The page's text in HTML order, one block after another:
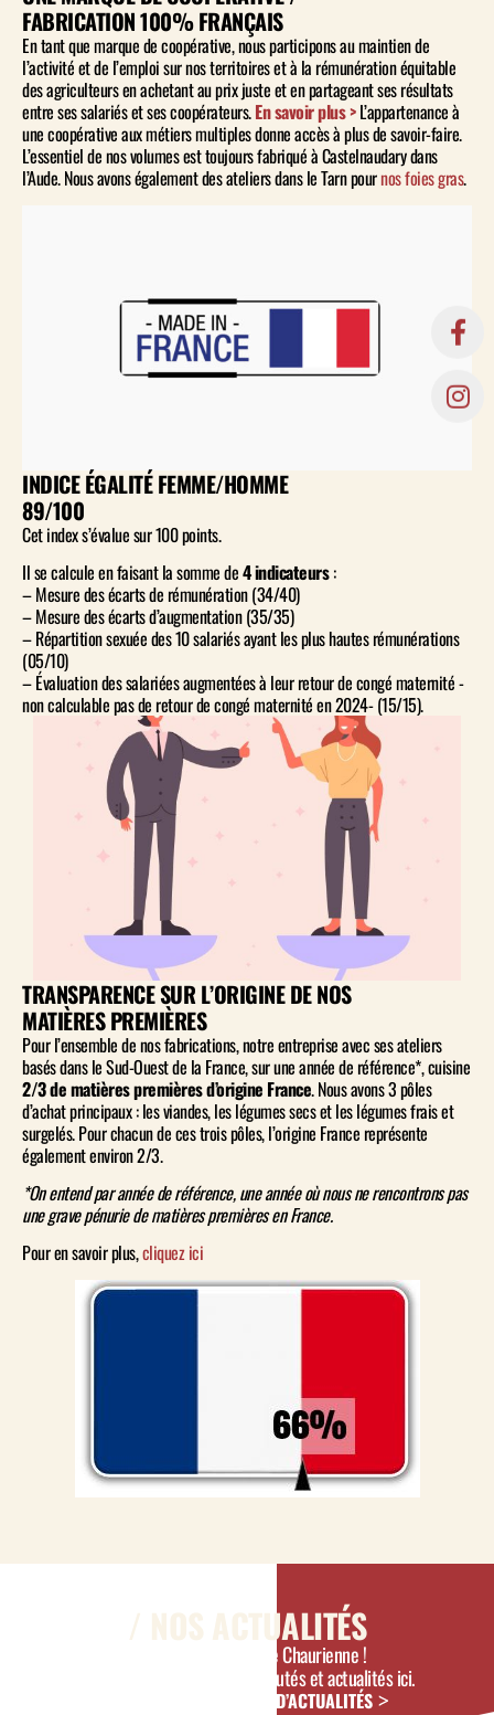
FABRICATION 100% FRANÇAIS
En tant que marque de coopérative, nous participons au maintien de
l’activité et de l’emploi sur nos territoires et à la rémunération équitable
des agriculteurs en achetant au prix juste et en partageant ses résultats
entre ses salariés et ses coopérateurs.En savoir plus >L’appartenance à
une coopérative aux métiers multiples donne accès à plus de savoir-faire.
L’essentiel de nos volumes est toujours fabriqué à Castelnaudary dans
l’Aude. Nous avons également des ateliers dans le Tarn pournos foies gras.
INDICE ÉGALITÉ FEMME/HOMME
89/100
Cet index s’évalue sur 100 points.
Il se calcule en faisant la somme de4 indicateurs:
– Mesure des écarts de rémunération (34/40)
– Mesure des écarts d’augmentation (35/35)
– Répartition sexuée des 10 salariés ayant les plus hautes rémunérations
(05/10)
– Évaluation des salariées augmentées à leur retour de congé maternité -
non calculable pas de retour de congé maternité en 2024- (15/15).
TRANSPARENCE SUR L’ORIGINE DE NOS
MATIÈRES PREMIÈRES
Pour l’ensemble de nos fabrications, notre entreprise avec ses ateliers
basés dans le Sud-Ouest de la France, sur une année de référence*, cuisine
2/3 de matières premières d’origine France. Nous avons 3 pôles
d’achat principaux : les viandes, les légumes secs et les légumes frais et
surgelés. Pour chacun de ces trois pôles, l’origine France représente
également environ 2/3.
*On entend par année de référence, une année où nous ne rencontrons pas
une grave pénurie de matières premières en France.
Pour en savoir plus,cliquez ici
/ NOS ACTUALITÉS
Ça bouge chez La Belle Chaurienne !
Découvrez toutes nos nouveautés et actualités ici.
DÉCOUVREZ DAVANTAGE D’ACTUALITÉS